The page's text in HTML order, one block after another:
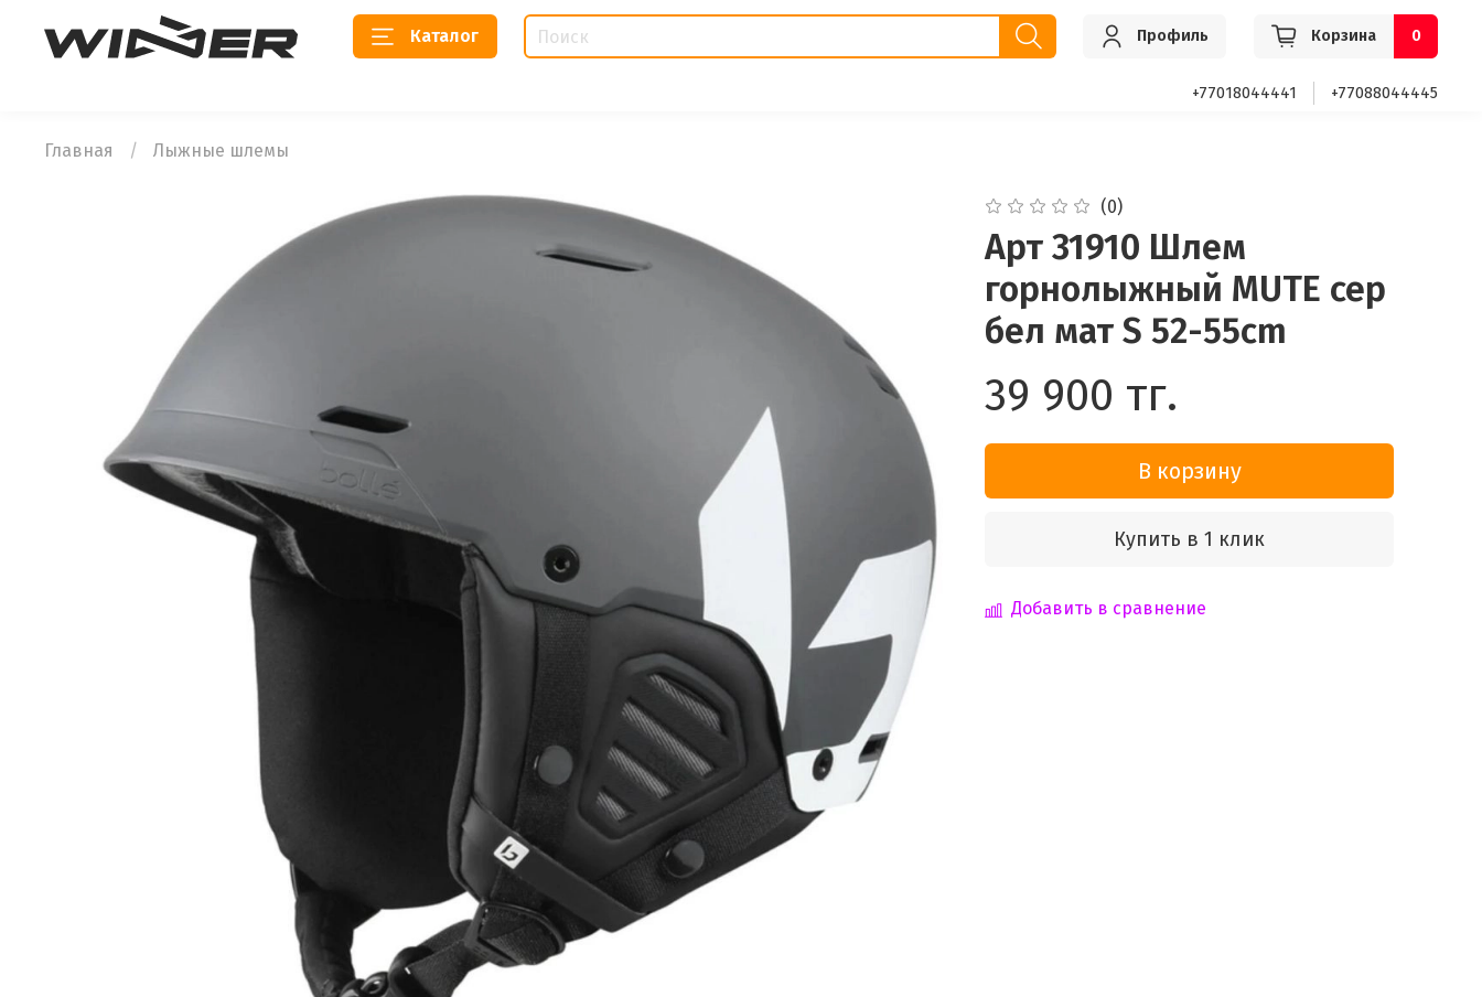
Каталог Профиль Корзина 0
+77018044441 +77088044445
Главная Лыжные шлемы
(0)
Арт 31910 Шлем
горнолыжный MUTE сер
бел мат S 52-55cm
39 900 тг.
В корзину
Купить в 1 клик
Добавить в сравнение